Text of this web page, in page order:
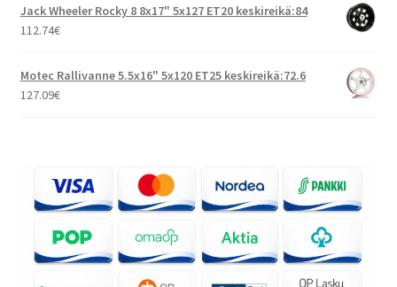
Jack Wheeler Rocky 8 8x17" 5x127 ET20 keskireikä:84
112.74€
Motec Rallivanne 5.5x16" 5x120 ET25 keskireikä:72.6
127.09€